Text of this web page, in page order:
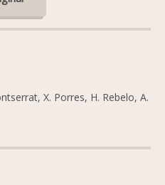
X. Porres, H. Rebelo, A.